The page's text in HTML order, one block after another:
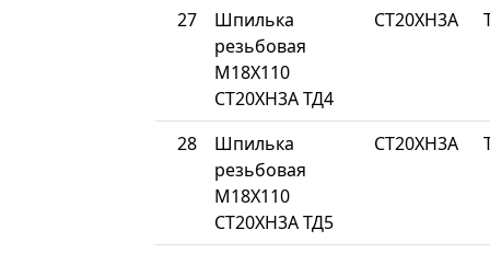
27
Шпилька
резьбовая
М18Х110
СТ20ХН3А ТД4
СТ20ХН3А
28
Шпилька
резьбовая
М18Х110
СТ20ХН3А ТД5
СТ20ХН3А